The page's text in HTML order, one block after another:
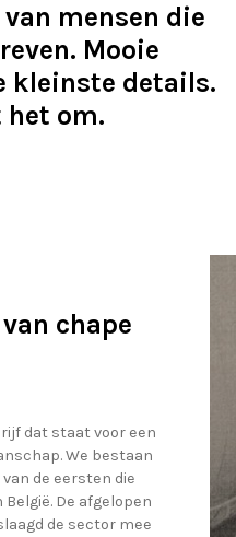
mensen die
Mooie
kleinste details.
het om.
chape
dat staat voor een
We bestaan
de eersten die
De afgelopen
de sector mee